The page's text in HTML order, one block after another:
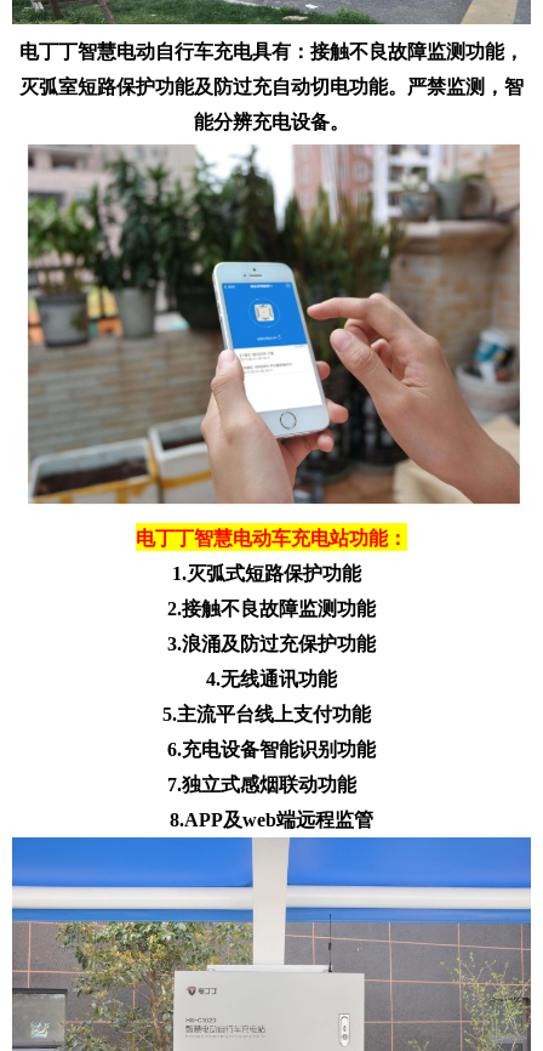
电丁丁智慧电动自行车充电具有：接触不良故障监测功能，
灭弧室短路保护功能及防过充自动切电功能。严禁监测，智
能分辨充电设备。
电丁丁智慧电动车充电站功能：
1.灭弧式短路保护功能
2.接触不良故障监测功能
3.浪涌及防过充保护功能
4.无线通讯功能
5.主流平台线上支付功能
6.充电设备智能识别功能
7.独立式感烟联动功能
8.APP及web端远程监管